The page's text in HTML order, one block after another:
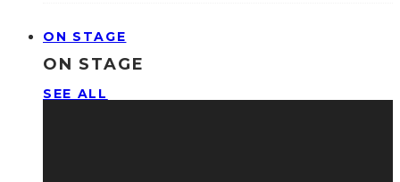
ON STAGE
ON STAGE
SEE ALL